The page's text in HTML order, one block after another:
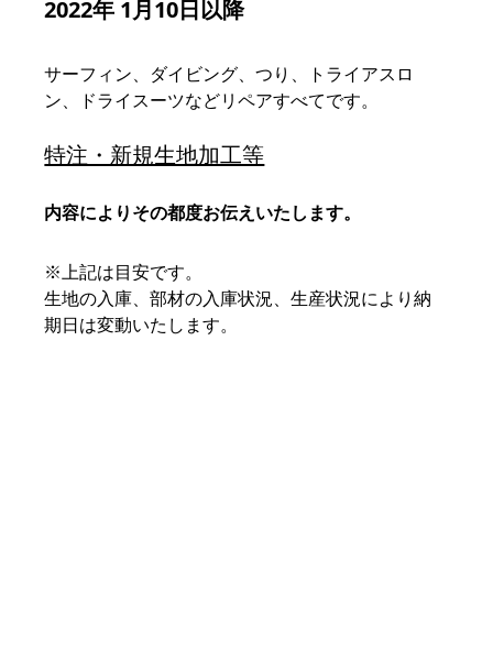
2022年 1月10日以降
サーフィン、ダイビング、つり、トライアスロ
ン、ドライスーツなどリペアすべてです。
特注・新規生地加工等
内容によりその都度お伝えいたします。
※上記は目安です。
生地の入庫、部材の入庫状況、生産状況により納
期日は変動いたします。